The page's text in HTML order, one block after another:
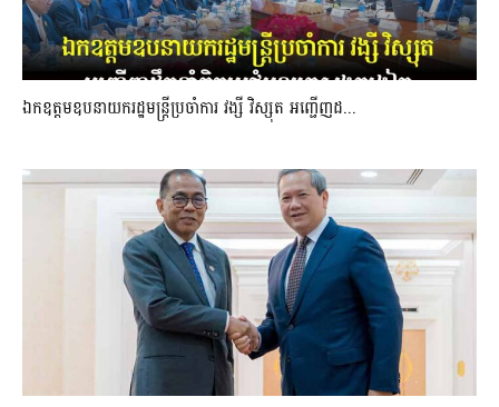
ឯកឧត្តមឧបនាយករដ្ឋមន្រ្តីប្រចាំការ វង្សី វិស្សុត អញ្ជើញដ...